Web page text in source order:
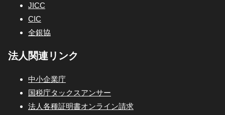
JICC
CIC
全銀協
法人関連リンク
中小企業庁
国税庁タックスアンサー
法人各種証明書オンライン請求